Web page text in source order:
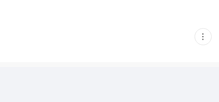
현
재